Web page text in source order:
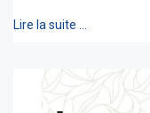
Lire la suite …